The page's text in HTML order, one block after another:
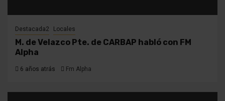
Destacada2 Locales
M. de Velazco Pte. de CARBAP habló con FM
Alpha
6 años atrás Fm Alpha